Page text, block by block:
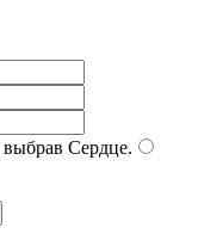
Сердце.